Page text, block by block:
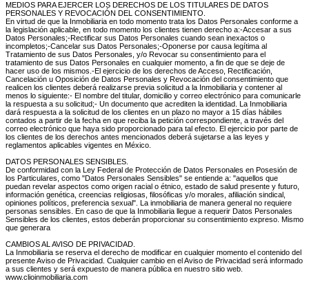
MEDIOS PARA EJERCER LOS DERECHOS DE LOS TITULARES DE DATOS
PERSONALES Y REVOCACIÓN DEL CONSENTIMIENTO.
En virtud de que la Inmobiliaria en todo momento trata los Datos Personales conforme a
la legislación aplicable, en todo momento los clientes tienen derecho a:-Accesar a sus
Datos Personales;-Rectificar sus Datos Personales cuando sean inexactos o
incompletos;-Cancelar sus Datos Personales;-Oponerse por causa legítima al
Tratamiento de sus Datos Personales, y/o Revocar su consentimiento para el
tratamiento de sus Datos Personales en cualquier momento, a fin de que se deje de
hacer uso de los mismos.-El ejercicio de los derechos de Acceso, Rectificación,
Cancelación u Oposición de Datos Personales y Revocación del consentimiento que
realicen los clientes deberá realizarse previa solicitud a la Inmobiliaria y contener al
menos lo siguiente:- El nombre del titular, domicilio y correo electrónico para comunicarle
la respuesta a su solicitud;- Un documento que acrediten la identidad. La Inmobiliaria
dará respuesta a la solicitud de los clientes en un plazo no mayor a 15 días hábiles
contados a partir de la fecha en que reciba la petición correspondiente, a través del
correo electrónico que haya sido proporcionado para tal efecto. El ejercicio por parte de
los clientes de los derechos antes mencionados deberá sujetarse a las leyes y
reglamentos aplicables vigentes en México.
DATOS PERSONALES SENSIBLES.
De conformidad con la Ley Federal de Protección de Datos Personales en Posesión de
los Particulares, como "Datos Personales Sensibles" se entiende a: "aquellos que
puedan revelar aspectos como origen racial o étnico, estado de salud presente y futuro,
información genética, creencias religiosas, filosóficas y/o morales, afiliación sindical,
opiniones políticos, preferencia sexual". La inmobiliaria de manera general no requiere
personas sensibles. En caso de que la Inmobiliaria llegue a requerir Datos Personales
Sensibles de los clientes, estos deberán proporcionar su consentimiento expreso. Mismo
que generara
CAMBIOS AL AVISO DE PRIVACIDAD.
La Inmobiliaria se reserva el derecho de modificar en cualquier momento el contenido del
presente Aviso de Privacidad. Cualquier cambio en el Aviso de Privacidad será informado
a sus clientes y será expuesto de manera pública en nuestro sitio web.
www.clioinmobiliaria.com